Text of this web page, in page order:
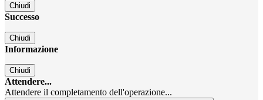
Chiudi
Successo
Chiudi
Informazione
Chiudi
Attendere...
Attendere il completamento dell'operazione...